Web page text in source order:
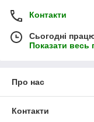
Контакти
Сьогодні
Показати весь
Про нас
Контакти